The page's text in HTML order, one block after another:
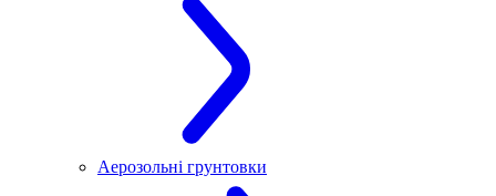
Аерозольні грунтовки